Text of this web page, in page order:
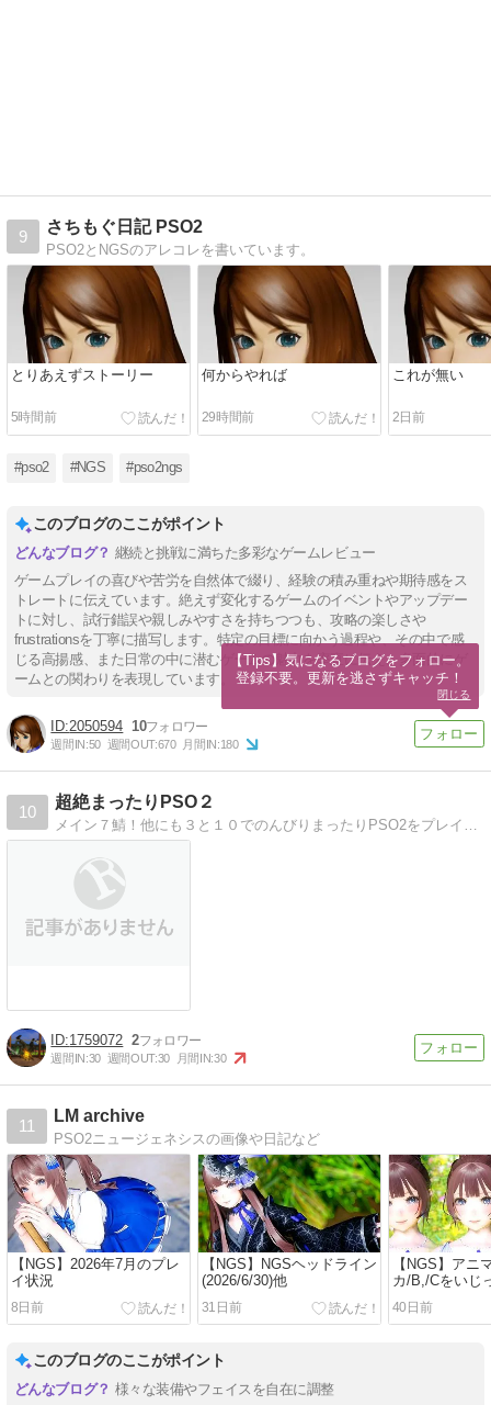
9
さちもぐ日記 PSO2
PSO2とNGSのアレコレを書いています。
とりあえずストーリー
5時間前
何からやれば
29時間前
これが無い
2日前
#pso2 #NGS #pso2ngs
このブログのここがポイント
継続と挑戦に満ちた多彩なゲームレビュー
ゲームプレイの喜びや苦労を自然体で綴り、経験の積み重ねや期待感をス
トレートに伝えています。絶えず変化するゲームのイベントやアップデー
トに対し、試行錯誤や親しみやすさを持ちつつも、攻略の楽しさや
frustrationsを丁寧に描写します。特定の目標に向かう過程や、その中で感
じる高揚感、また日常の中に潜むゲームの魅力を率直に伝え、多面的にゲ
ームとの関わりを表現しています。
2050594 10
週間IN:50 週間OUT:670 月間IN:180
10
超絶まったりPSO２
メイン７鯖！他にも３と１０でのんびりまったりPSO2をプレイしてる日記帳です〜ヽ(o´∀｀o)PS４でプレイしてるけどたまにvitaでもやってます
1759072 2
週間IN:30 週間OUT:30 月間IN:30
11
LM archive
PSO2ニュージェネシスの画像や日記など
【NGS】2026年7月のプレ
イ状況
8日前
【NGS】NGSヘッドライン
(2026/6/30)他
31日前
【NGS】アニ
カ/B,/Cをいじ
40日前
このブログのここがポイント
様々な装備やフェイスを自在に調整
【Tips】気になるブログをフォロー。
登録不要。更新を逃さずキャッチ！
閉じる